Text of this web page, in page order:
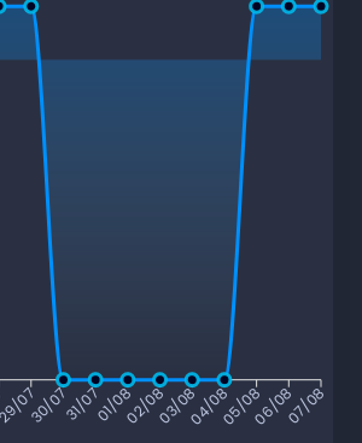
07
30/0731/0701/0802/0803/0804/0805/0806/0807/08